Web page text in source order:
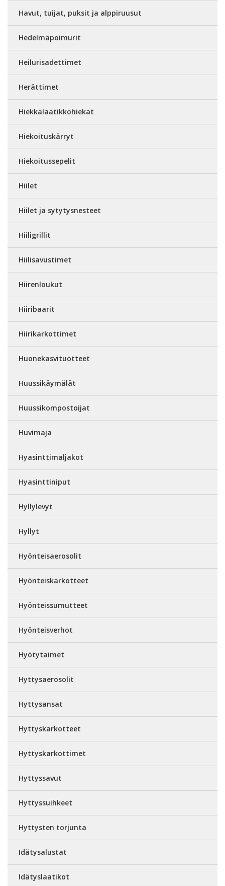
Havut, tuijat, puksit ja alppiruusut
Hedelmäpoimurit
Heilurisadettimet
Herättimet
Hiekkalaatikkohiekat
Hiekoituskärryt
Hiekoitussepelit
Hiilet
Hiilet ja sytytysnesteet
Hiiligrillit
Hiilisavustimet
Hiirenloukut
Hiiribaarit
Hiirikarkottimet
Huonekasvituotteet
Huussikäymälät
Huussikompostoijat
Huvimaja
Hyasinttimaljakot
Hyasinttiniput
Hyllylevyt
Hyllyt
Hyönteisaerosolit
Hyönteiskarkotteet
Hyönteissumutteet
Hyönteisverhot
Hyötytaimet
Hyttysaerosolit
Hyttysansat
Hyttyskarkotteet
Hyttyskarkottimet
Hyttyssavut
Hyttyssuihkeet
Hyttysten torjunta
Idätysalustat
Idätyslaatikot